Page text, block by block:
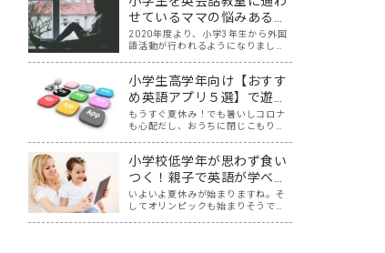
かもしれない。 ある単語をテーマ
に、しばらく息子を観察すること3か
月。 想像超…
せているママの悩みあるあ
る5選【解決策も！】
2020年度より、小学3年生から外国
語活動が行われるようになりまし
中、小学生を英会話教室に通わせて
いるママ達の悩みを耳にすることが
増えた気がします。 英語はプロに任
せた方が安…
小学生高学年向け【おすす
め英語アプリ５選】で遊び
ながら楽しく英語を学ぼ
う！
もうすぐ夏休み！でも暑いしコロナ
も心配だし、おうちに閉じこもりが
り、おうちの方は頭を悩ませている
かもしれませんね。そこで、遊び感
覚で英語の勉強ができちゃう、親と
子どもにとってWi…
小学校低学年が思わず食い
つく！親子で英語が学べる
オススメのアプリ5選
いよいよ夏休みが始まりますね。そ
してオリンピックも始まりそうです